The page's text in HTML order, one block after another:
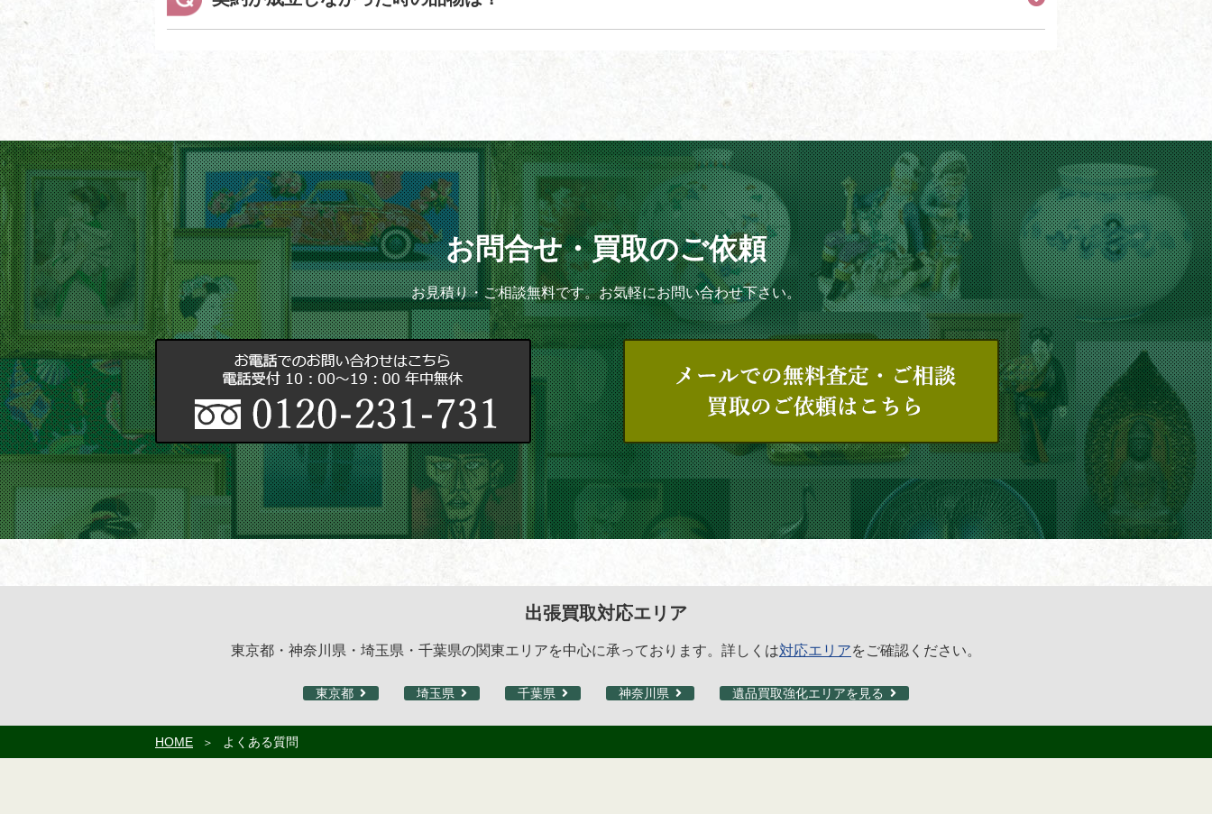
お問合せ・買取のご依頼
お見積り・ご相談無料です。お気軽にお問い合わせ下さい。
出張買取対応エリア
東京都・神奈川県・埼玉県・千葉県の関東エリアを中心に承っております。詳しくは対応エリアをご確認ください。
東京都 埼玉県 千葉県 神奈川県 遺品買取強化エリアを見る
HOME よくある質問